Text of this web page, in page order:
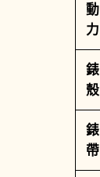
動
力
錶
殼
錶
帶